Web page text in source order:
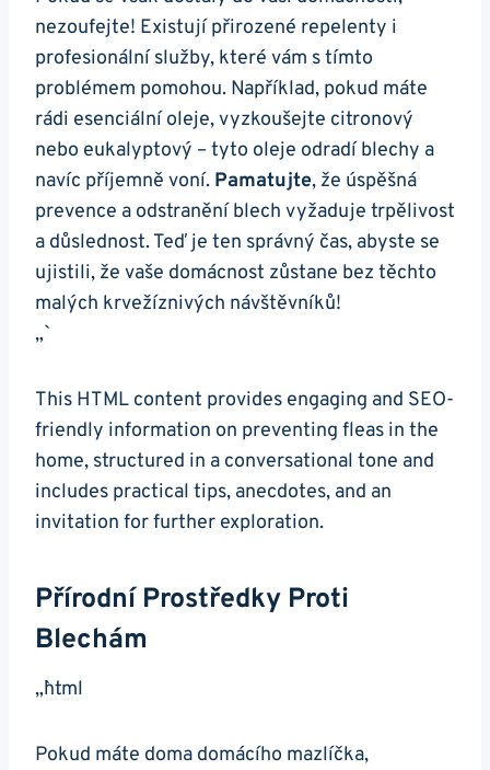
nezoufejte! Existují přirozené repelenty i
profesionální služby, které vám s tímto
problémem pomohou. Například, pokud máte
rádi esenciální oleje, vyzkoušejte citronový
nebo eukalyptový – tyto oleje odradí blechy a
navíc příjemně voní. Pamatujte, že úspěšná
prevence a odstranění blech vyžaduje trpělivost
a důslednost. Teď je ten správný čas, abyste se
ujistili, že vaše domácnost zůstane bez těchto
malých krvežíznivých návštěvníků!
„`
This HTML content provides engaging and SEO-
friendly information on preventing fleas in the
home, structured in a conversational tone and
includes practical tips, anecdotes, and an
invitation for further exploration.
Přírodní Prostředky Proti
Blechám
„`html
Pokud máte doma domácího mazlíčka,